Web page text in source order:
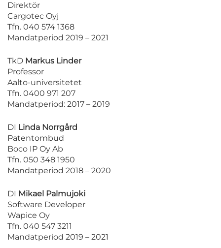
Direktör
Cargotec Oyj
Tfn. 040 574 1368
Mandatperiod 2019 – 2021
TkD Markus Linder
Professor
Aalto-universitetet
Tfn. 0400 971 207
Mandatperiod: 2017 – 2019
DI Linda Norrgård
Patentombud
Boco IP Oy Ab
Tfn. 050 348 1950
Mandatperiod 2018 – 2020
DI Mikael Palmujoki
Software Developer
Wapice Oy
Tfn. 040 547 3211
Mandatperiod 2019 – 2021